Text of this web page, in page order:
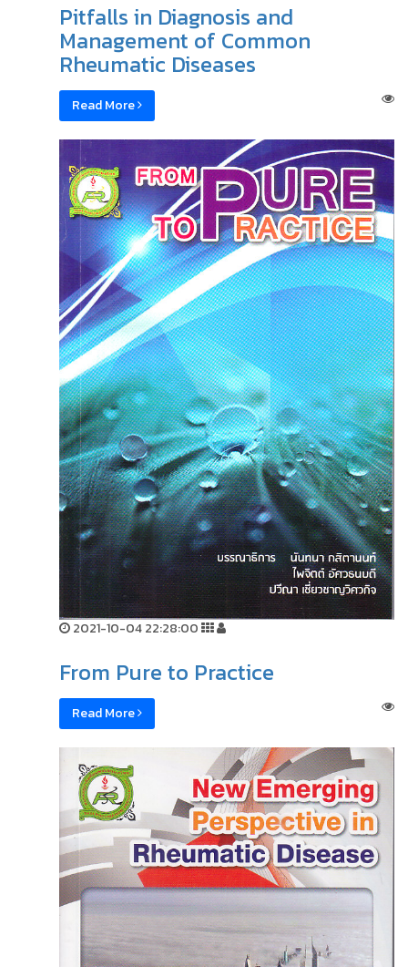
Pitfalls in Diagnosis and
Management of Common
Rheumatic Diseases
Read More
2021-10-04 22:28:00
From Pure to Practice
Read More